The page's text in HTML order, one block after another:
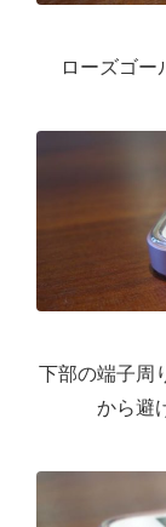
ローズゴー
下部の端子周
から避